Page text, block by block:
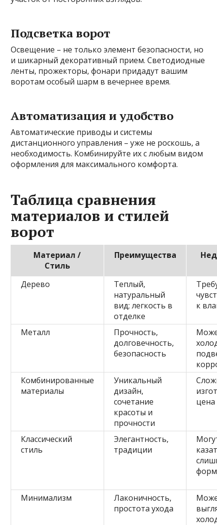
Подсветка ворот
Освещение – не только элемент безопасности, но
и шикарный декоративный прием. Светодиодные
ленты, прожекторы, фонари придадут вашим
воротам особый шарм в вечернее время.
Автоматизация и удобство
Автоматические приводы и системы
дистанционного управления – уже не роскошь, а
необходимость. Комбинируйте их с любым видом
оформления для максимального комфорта.
Таблица сравнения
материалов и стилей
ворот
Материал /
Стиль
Преимущества
Дерево
Теплый,
натуральный
вид; легкость в
отделке
к
Металл
Прочность,
долговечность,
безопасность
Комбинированные
материалы
Уникальный
дизайн,
сочетание
красоты и
прочности
цена
Классический
стиль
Элегантность,
традиции
Минимализм
Лаконичность,
простота ухода